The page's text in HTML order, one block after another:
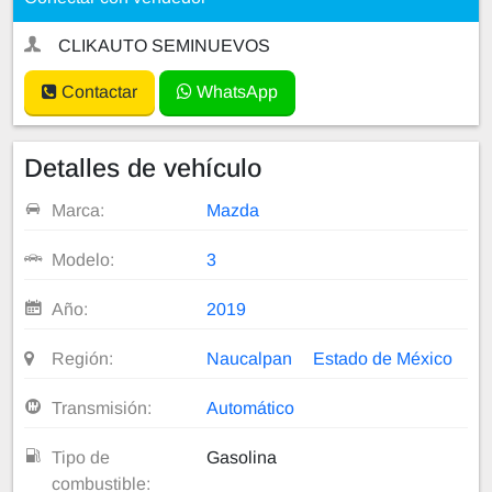
CLIKAUTO SEMINUEVOS
Contactar WhatsApp
Detalles de vehículo
Marca: Mazda
Modelo: 3
Año: 2019
Región: Naucalpan Estado de México
Transmisión: Automático
Tipo de
combustible:
Gasolina